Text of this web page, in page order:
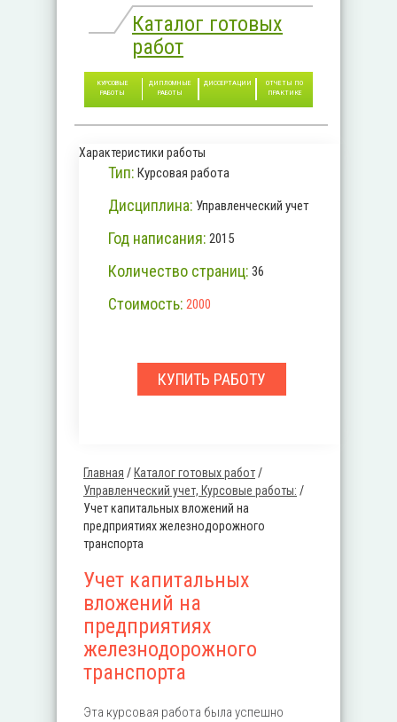
Каталог готовых
работ
КУРСОВЫЕ
РАБОТЫ
ДИПЛОМНЫЕ
РАБОТЫ
ДИССЕРТАЦИИ
ОТЧЕТЫ ПО
ПРАКТИКЕ
Вы здесь
Главная / Каталог готовых работ/
Управленческий учет, Курсовые работы: /
Учет капитальных вложений на
предприятиях железнодорожного
транспорта
Учет капитальных
вложений на
предприятиях
железнодорожного
транспорта
Эта курсовая работа была успешно
Характеристики работы
Тип: Курсовая работа
Дисциплина: Управленческий учет
Год написания: 2015
Количество страниц: 36
Стоимость: 2000
КУПИТЬ РАБОТУ